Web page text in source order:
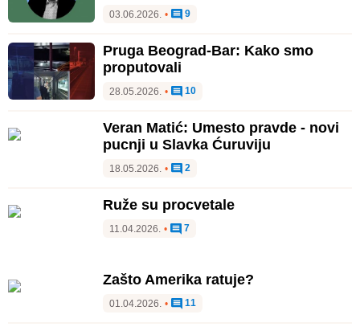
03.06.2026. • 9
Pruga Beograd-Bar: Kako smo
proputovali
28.05.2026. • 10
Veran Matić: Umesto pravde - novi
pucnji u Slavka Ćuruviju
18.05.2026. • 2
Ruže su procvetale
11.04.2026. • 7
Zašto Amerika ratuje?
01.04.2026. • 11